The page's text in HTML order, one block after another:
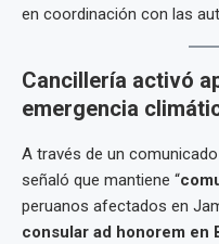
en coordinación con las
Cancillería activó
emergencia
A través de un
señaló que mantiene “
peruanos afectados en
consular ad honorem en